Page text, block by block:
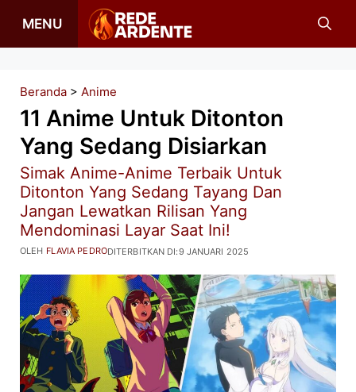
MENU
Beranda > Anime
11 Anime Untuk Ditonton
Yang Sedang Disiarkan
Simak Anime-Anime Terbaik Untuk
Ditonton Yang Sedang Tayang Dan
Jangan Lewatkan Rilisan Yang
Mendominasi Layar Saat Ini!
DITERBITKAN DI:9 JANUARI 2025
OLEH FLAVIA PEDRO